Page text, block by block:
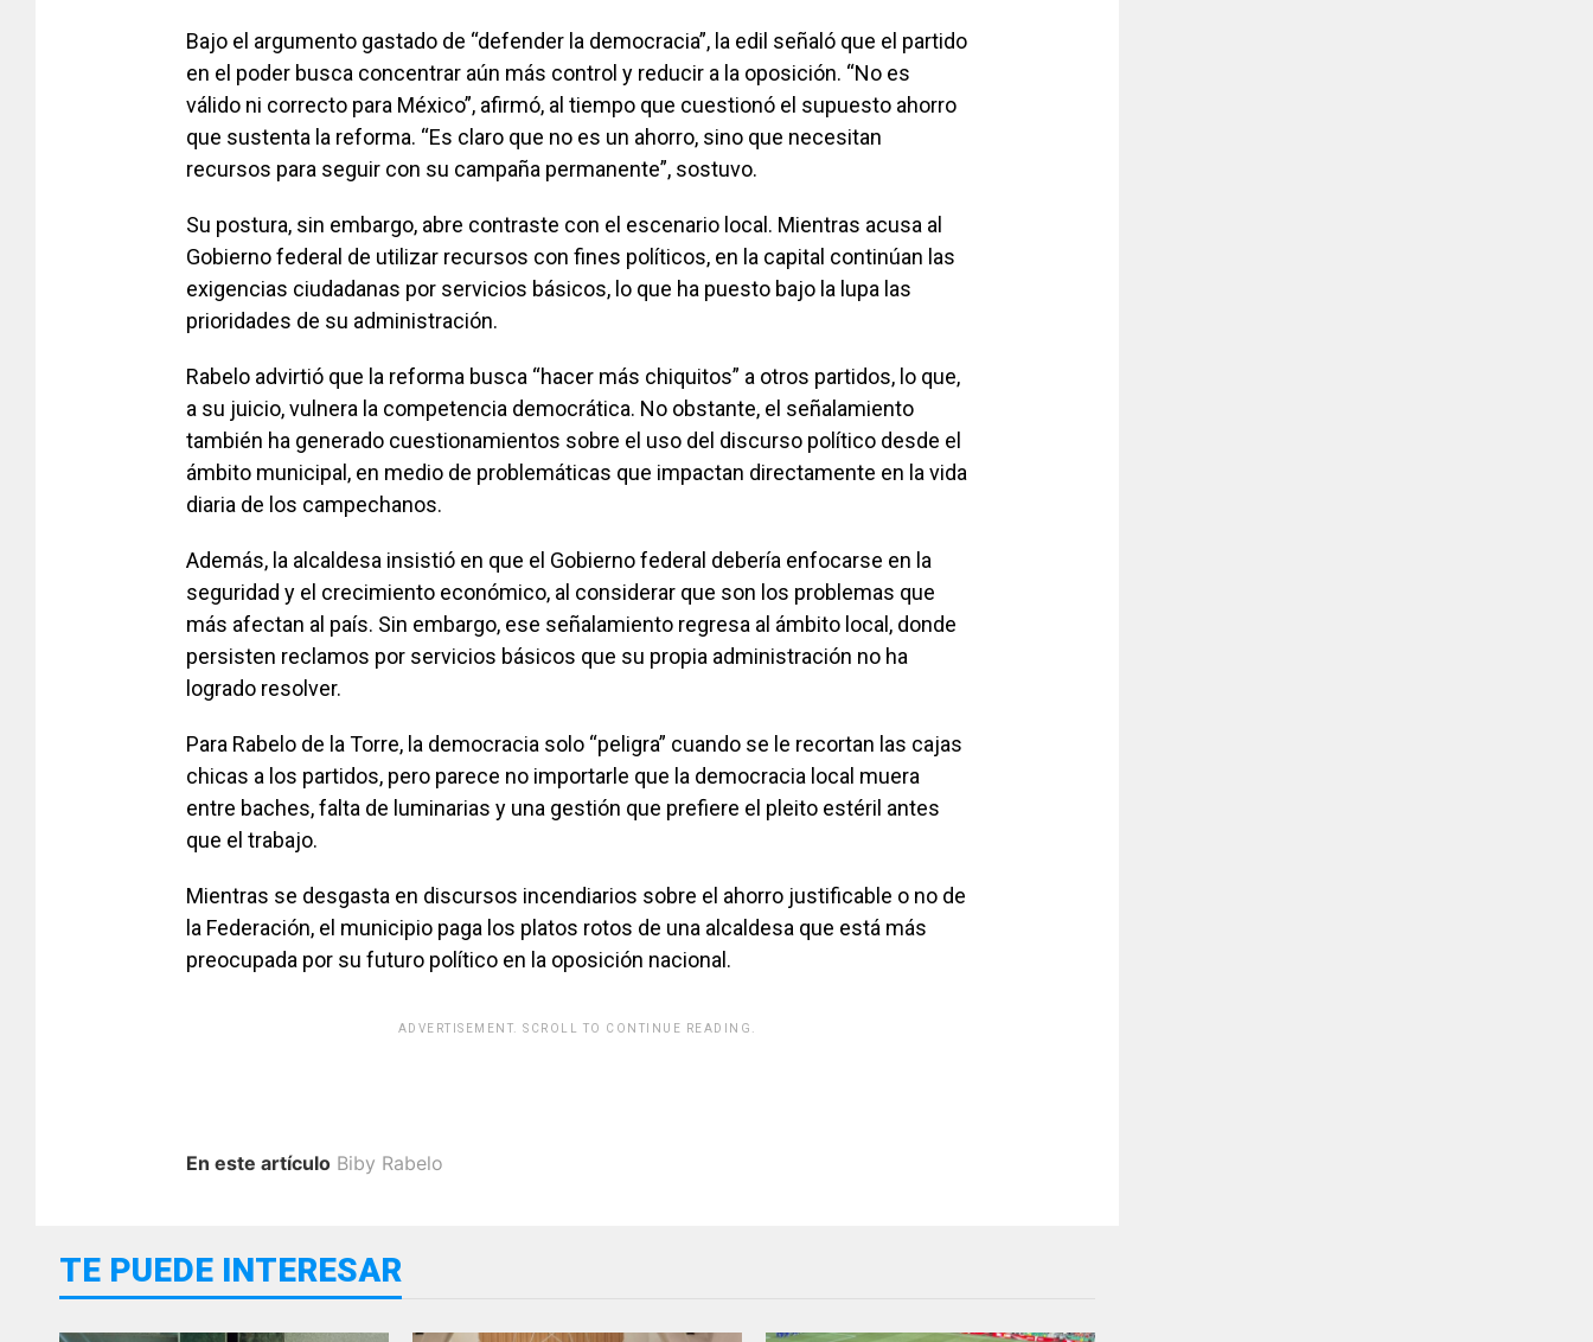
Bajo el argumento gastado de “defender la democracia”, la edil señaló que el partido
en el poder busca concentrar aún más control y reducir a la oposición. “No es
válido ni correcto para México”, afirmó, al tiempo que cuestionó el supuesto ahorro
que sustenta la reforma. “Es claro que no es un ahorro, sino que necesitan
recursos para seguir con su campaña permanente”, sostuvo.
Su postura, sin embargo, abre contraste con el escenario local. Mientras acusa al
Gobierno federal de utilizar recursos con fines políticos, en la capital continúan las
exigencias ciudadanas por servicios básicos, lo que ha puesto bajo la lupa las
prioridades de su administración.
Rabelo advirtió que la reforma busca “hacer más chiquitos” a otros partidos, lo que,
a su juicio, vulnera la competencia democrática. No obstante, el señalamiento
también ha generado cuestionamientos sobre el uso del discurso político desde el
ámbito municipal, en medio de problemáticas que impactan directamente en la vida
diaria de los campechanos.
Además, la alcaldesa insistió en que el Gobierno federal debería enfocarse en la
seguridad y el crecimiento económico, al considerar que son los problemas que
más afectan al país. Sin embargo, ese señalamiento regresa al ámbito local, donde
persisten reclamos por servicios básicos que su propia administración no ha
logrado resolver.
Para Rabelo de la Torre, la democracia solo “peligra” cuando se le recortan las cajas
chicas a los partidos, pero parece no importarle que la democracia local muera
entre baches, falta de luminarias y una gestión que prefiere el pleito estéril antes
que el trabajo.
Mientras se desgasta en discursos incendiarios sobre el ahorro justificable o no de
la Federación, el municipio paga los platos rotos de una alcaldesa que está más
preocupada por su futuro político en la oposición nacional.
ADVERTISEMENT. SCROLL TO CONTINUE READING.
En este artículo Biby Rabelo
TE PUEDE INTERESAR